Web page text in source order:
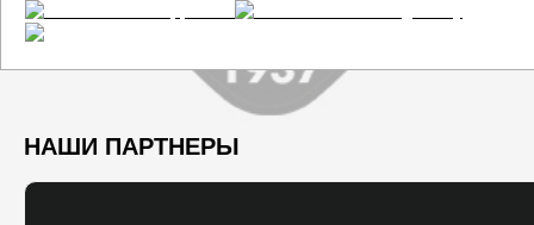
НАШИ ПАРТНЕРЫ